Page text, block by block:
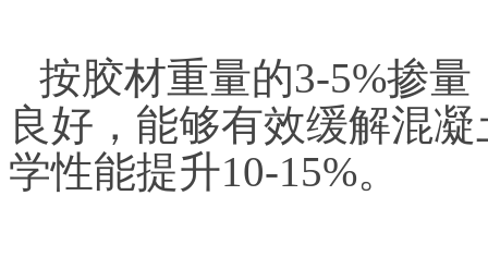
按胶材重量的3-5%掺量
良好，能够有效缓解混
学性能提升10-15%。